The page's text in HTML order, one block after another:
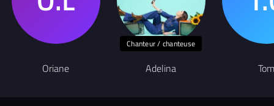
Oriane
Chanteur / chanteuse
Adelina Tom